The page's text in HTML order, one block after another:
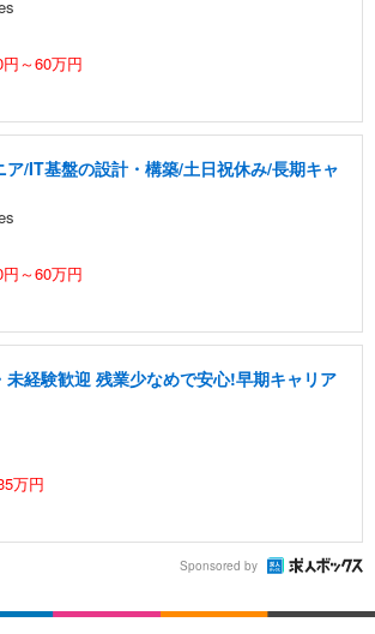
～60万円
ア/IT基盤の設計・構築/土日祝休み/長期キャ
～60万円
未経験歓迎 残業少なめで安心!早期キャリア
万円
Sponsored by